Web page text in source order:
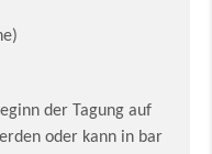
der Tagung auf
oder kann in bar